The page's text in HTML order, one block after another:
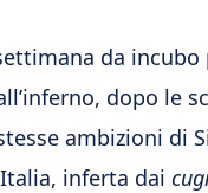
da incubo
dopo le
ambizioni di
inferta dai